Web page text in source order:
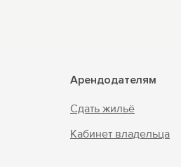
Арендодателям
Сдать жильё
Кабинет владельца